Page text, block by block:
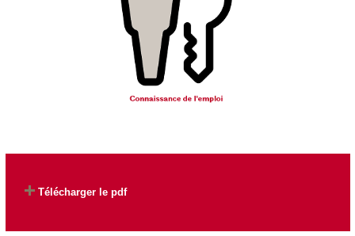
Télécharger le pdf